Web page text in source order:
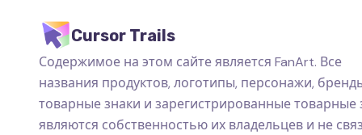
Cursor Trails
Содержимое на этом сайте является FanArt. Все
названия продуктов, логотипы, персонажи,
товарные знаки и зарегистрированные товарные
являются собственностью их владельцев и не